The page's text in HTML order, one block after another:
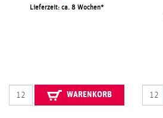
Lieferzeit: ca. 8 Wochen
WARENKORB